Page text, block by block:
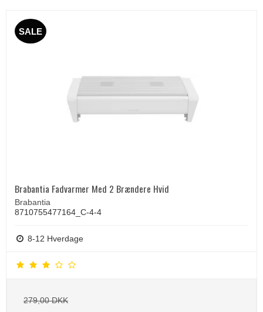
SALE
Brabantia Fadvarmer Med 2 Brændere Hvid
Brabantia
8710755477164_C-4-4
8-12 Hverdage
279,00 DKK